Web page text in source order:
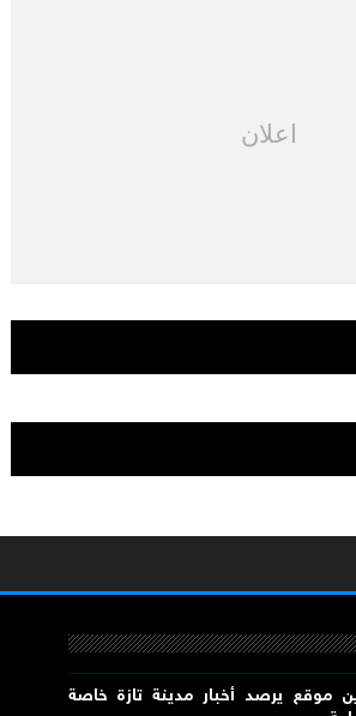
اعلان
موقع يرصد أخبار مدينة تازة خاصة